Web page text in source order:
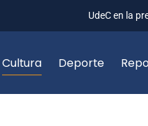
UdeC en la
Cultura Deporte